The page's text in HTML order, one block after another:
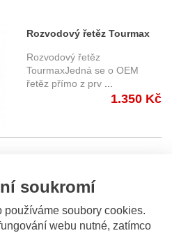
soukromí
používáme soubory cookies.
webu nutné, zatímco
Rozvodový řetěz Tourmax
CMM-J-92
Rozvodový řetěz
TourmaxJedná se o OEM
řetěz přímo z prv
1.350 Kč
10) rozvodový řetěz DID
výrobce D.I.D včetně spojky
1.459 Kč